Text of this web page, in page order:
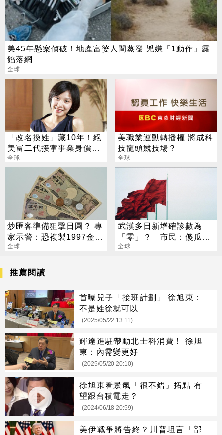
美45年懸案偵破！地產富婆人間蒸發 兇嫌「1動作」露
餡落網
全球
「改名換姓」藏10年！絕
美富二代接掌事業身價飆
4百億
全球
美職業運動轉播權 將成科
技龍頭競技場？
全球
炒匯客準備狙擊日圓？ 專
家示警：恐複製1997金融
危機
全球
武漢多日新增確診數為
「零」？ 市民：傻瓜才
信！
全球
推薦閱讀
首曝兒子「接班計劃」 徐旭東：
不是姓徐就可以
(2025/05/22 13:11)
輝達進駐帶動北士科消費！ 徐旭
東：內需變更好
(2025/05/20 20:10)
徐旭東看景氣「很不錯」拓點 有
望跟台積電走？
(2024/06/18 20:59)
美伊戰爭將告終？川普坦言「部